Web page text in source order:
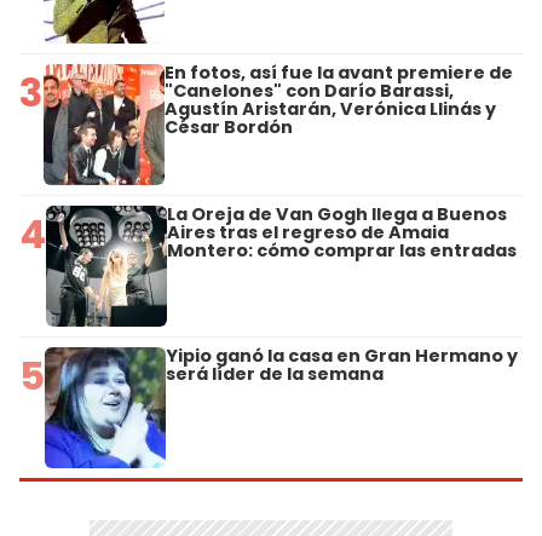
3 En fotos, así fue la avant premiere de
"Canelones" con Darío Barassi,
Agustín Aristarán, Verónica Llinás y
César Bordón
4 La Oreja de Van Gogh llega a Buenos
Aires tras el regreso de Amaia
Montero: cómo comprar las entradas
5 Yipio ganó la casa en Gran Hermano y
será líder de la semana